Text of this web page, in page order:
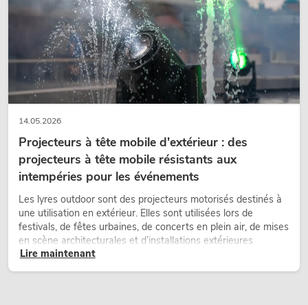
14.05.2026
Projecteurs à tête mobile d'extérieur : des
projecteurs à tête mobile résistants aux
intempéries pour les événements
Les lyres outdoor sont des projecteurs motorisés destinés à
une utilisation en extérieur. Elles sont utilisées lors de
festivals, de fêtes urbaines, de concerts en plein air, de mises
en scène architecturales et d’installations extérieures
temporaires.
Lire maintenant